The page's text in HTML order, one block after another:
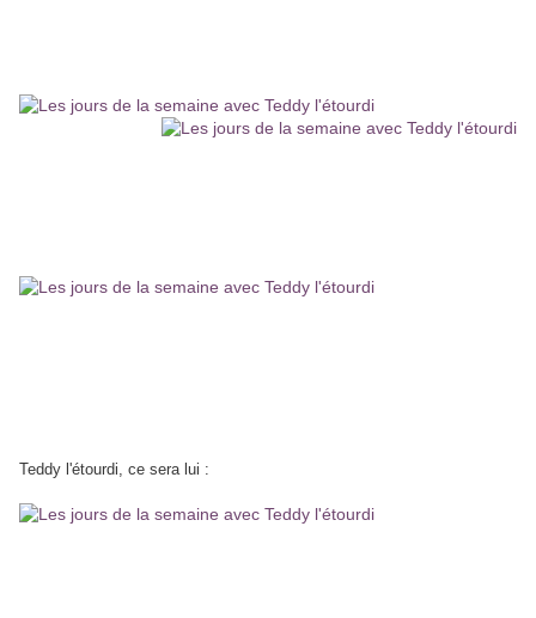
Teddy l'étourdi, ce sera lui :